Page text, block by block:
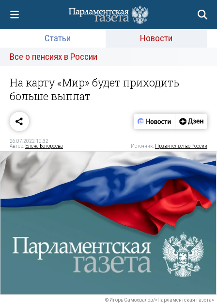
Статьи
Новости
Все о пенсиях в России
На карту «Мир» будет приходить
больше выплат
26.07.2022 10:32
Автор: Елена Ботороева Источник: Правительство России
© Игорь Самохвалов/«Парламентская газета»